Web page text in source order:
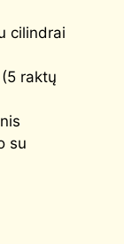
cilindrai
raktų
su